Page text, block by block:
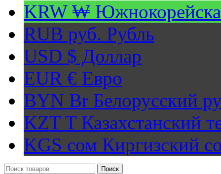
KRW ₩
RUB руб. Рубль
USD $ Доллар
EUR € Евро
BYN Br Белорусский
KZT TКазахстанский
KGS сом Киргизский
Поиск